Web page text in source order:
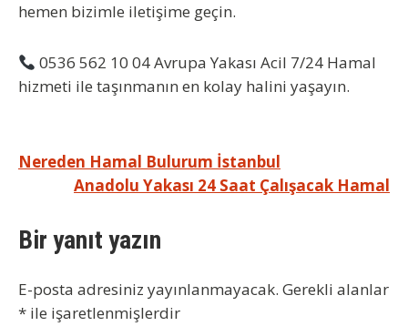
hemen bizimle iletişime geçin.
0536 562 10 04Avrupa Yakası Acil 7/24 Hamal
hizmeti ile taşınmanın en kolay halini yaşayın.
Yazı
gezinmesi
Nereden Hamal Bulurum İstanbul
Anadolu Yakası 24 Saat Çalışacak Hamal
Bir yanıt yazın
E-posta adresiniz yayınlanmayacak. Gerekli alanlar
* ile işaretlenmişlerdir